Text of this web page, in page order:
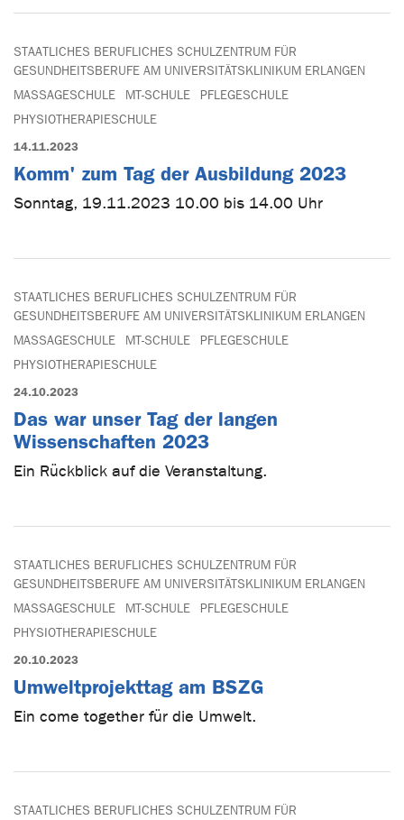
STAATLICHES BERUFLICHES SCHULZENTRUM FÜR
GESUNDHEITSBERUFE AM UNIVERSITÄTSKLINIKUM ERLANGEN
MASSAGESCHULE
MT-SCHULE
PFLEGESCHULE
PHYSIOTHERAPIESCHULE
14.11.2023
Komm' zum Tag der Ausbildung 2023
Sonntag, 19.11.2023 10.00 bis 14.00 Uhr
STAATLICHES BERUFLICHES SCHULZENTRUM FÜR
GESUNDHEITSBERUFE AM UNIVERSITÄTSKLINIKUM ERLANGEN
MASSAGESCHULE
MT-SCHULE
PFLEGESCHULE
PHYSIOTHERAPIESCHULE
24.10.2023
Das war unser Tag der langen
Wissenschaften 2023
Ein Rückblick auf die Veranstaltung.
STAATLICHES BERUFLICHES SCHULZENTRUM FÜR
GESUNDHEITSBERUFE AM UNIVERSITÄTSKLINIKUM ERLANGEN
MASSAGESCHULE
MT-SCHULE
PFLEGESCHULE
PHYSIOTHERAPIESCHULE
20.10.2023
Umweltprojekttag am BSZG
Ein come together für die Umwelt.
STAATLICHES BERUFLICHES SCHULZENTRUM FÜR